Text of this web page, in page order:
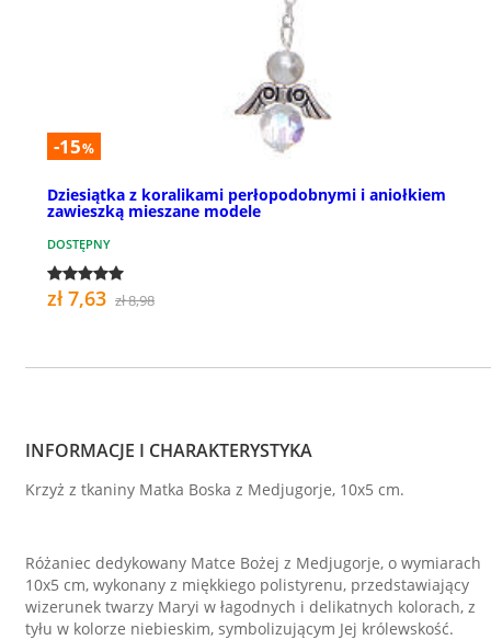
-15%
Dziesiątka z koralikami perłopodobnymi i aniołkiem
zawieszką mieszane modele
DOSTĘPNY
zł 7,63 zł 8,98
INFORMACJE I CHARAKTERYSTYKA
Krzyż z tkaniny Matka Boska z Medjugorje, 10x5 cm.
Różaniec dedykowany Matce Bożej z Medjugorje, o wymiarach
10x5 cm, wykonany z miękkiego polistyrenu, przedstawiający
wizerunek twarzy Maryi w łagodnych i delikatnych kolorach, z
tyłu w kolorze niebieskim, symbolizującym Jej królewskość.